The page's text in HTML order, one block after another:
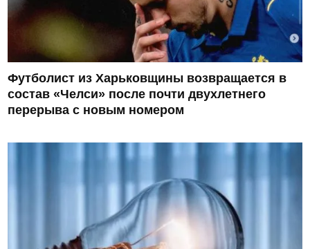
Футболист из Харьковщины возвращается в
состав «Челси» после почти двухлетнего
перерыва с новым номером